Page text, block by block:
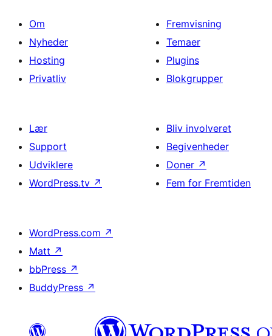
Om
Nyheder
Hosting
Privatliv
Fremvisning
Temaer
Plugins
Blokgrupper
Lær
Support
Udviklere
WordPress.tv ↗
Bliv involveret
Begivenheder
Doner ↗
Fem for Fremtiden
WordPress.com ↗
Matt ↗
bbPress ↗
BuddyPress ↗